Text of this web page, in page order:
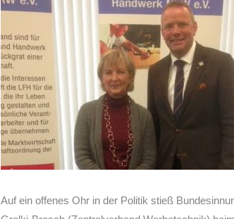
Auf ein offenes Ohr in der Politik stieß